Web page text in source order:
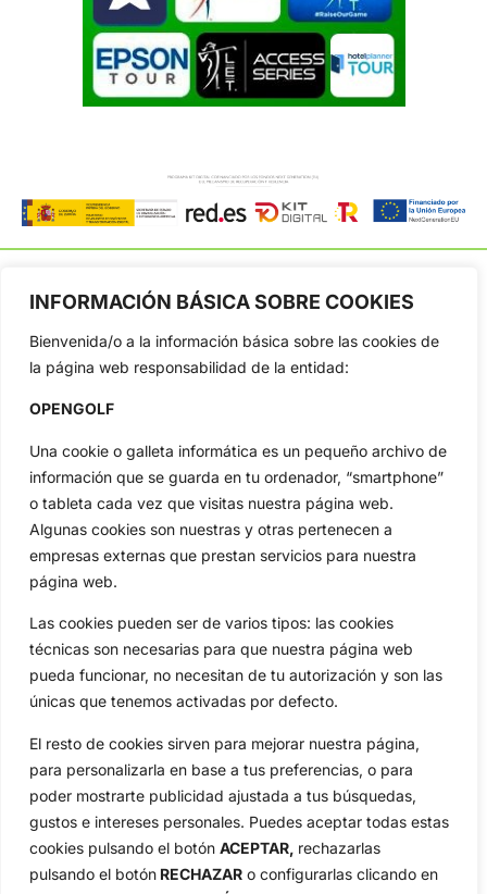
INFORMACIÓN BÁSICA SOBRE COOKIES
Bienvenida/o a la información básica sobre las cookies de
la página web responsabilidad de la entidad:
OPENGOLF
Una cookie o galleta informática es un pequeño archivo de
información que se guarda en tu ordenador, “smartphone”
o tableta cada vez que visitas nuestra página web.
Algunas cookies son nuestras y otras pertenecen a
empresas externas que prestan servicios para nuestra
página web.
Las cookies pueden ser de varios tipos: las cookies
técnicas son necesarias para que nuestra página web
pueda funcionar, no necesitan de tu autorización y son las
únicas que tenemos activadas por defecto.
El resto de cookies sirven para mejorar nuestra página,
para personalizarla en base a tus preferencias, o para
poder mostrarte publicidad ajustada a tus búsquedas,
gustos e intereses personales. Puedes aceptar todas estas
cookies pulsando el botón ACEPTAR, rechazarlas
pulsando el botón RECHAZAR o configurarlas clicando en
OpenGolf ofrece toda la actualidad, información del golf
profesional y amateur, resultados en directo, vídeos, noticias,
Categorias
Inicio
Actualidad
Amateurs
Circuitos
Especiales
Jon Rahm
Ryder Cup
Reglas
Vídeos
Compañía
Aviso Legal
Política de Privacidad
Política de Cookies
Publicidad
Newsletters
Copyright © 2025 OpenGolf | Diseño porTecnoQuatre